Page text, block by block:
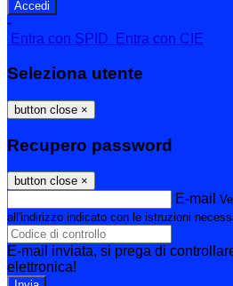
-
Entra con SPID
Entra con CIE
Seleziona utente
button close ×
Recupero password
button close ×
E-mail
all'indirizzo indicato con le istruzioni
E-mail inviata, si prega di
elettronica!